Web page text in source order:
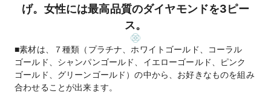
げ。女性には最高品質のダイヤモンドを3ピー
ス。
■素材は、７種類（プラチナ、ホワイトゴールド、コーラル
ゴールド、シャンパンゴールド、イエローゴールド、ピンク
ゴールド、グリーンゴールド）の中から、お好きなものを組み
合わせることが出来ます。